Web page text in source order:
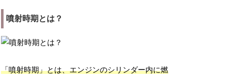
噴射時期とは？
「噴射時期」とは、エンジンのシリンダー内に燃